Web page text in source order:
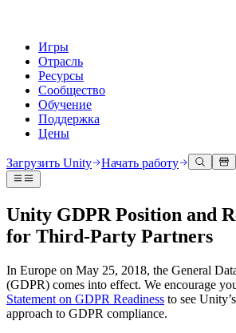
Игры
Отрасль
Ресурсы
Сообщество
Обучение
Поддержка
Цены
Движок Unity
Совместная работа
Сотрудничайте и быстро вносите
Загрузить Unity
Тарифы и цены
Развертывание
3D сотрудничество
Иммерсивное обучение
Обучение в иммерсивных средах
Пользовательские опыты
Создавайте интерактивные 3D опыты
Отрасли
Документация
Официальные руководства
Инструменты для разработчиков
План развития
Обзор предстоящих функций
Обсуждения
Обсуждать, решать проблемы и
События
Истории сообщества
Made with Unity
Показ Unity-креаторов
Unity Learn
Профессиональное обучение
Повышайте уровень своей команды с
Не использовали Unity раньше
С чего начать
Приступите к обучению
Получить помощь
Планы успеха
Достигайте своих целей быстрее с
FAQ
Ответы на часто задаваемые вопросы
Загрузить Unity Начать работу
Unity GDPR Position and
for Third-Party Partners
In Europe on May 25, 2018, the General
(GDPR) comes into effect. We encourage
Statement on GDPR Readiness to see
approach to GDPR compliance.